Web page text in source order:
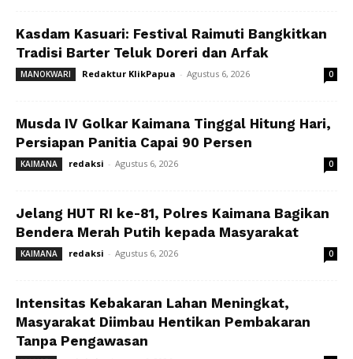
Kasdam Kasuari: Festival Raimuti Bangkitkan
Tradisi Barter Teluk Doreri dan Arfak
MANOKWARI Redaktur KlikPapua - Agustus 6, 2026 0
Musda IV Golkar Kaimana Tinggal Hitung Hari,
Persiapan Panitia Capai 90 Persen
KAIMANA redaksi - Agustus 6, 2026 0
Jelang HUT RI ke-81, Polres Kaimana Bagikan
Bendera Merah Putih kepada Masyarakat
KAIMANA redaksi - Agustus 6, 2026 0
Intensitas Kebakaran Lahan Meningkat,
Masyarakat Diimbau Hentikan Pembakaran
Tanpa Pengawasan